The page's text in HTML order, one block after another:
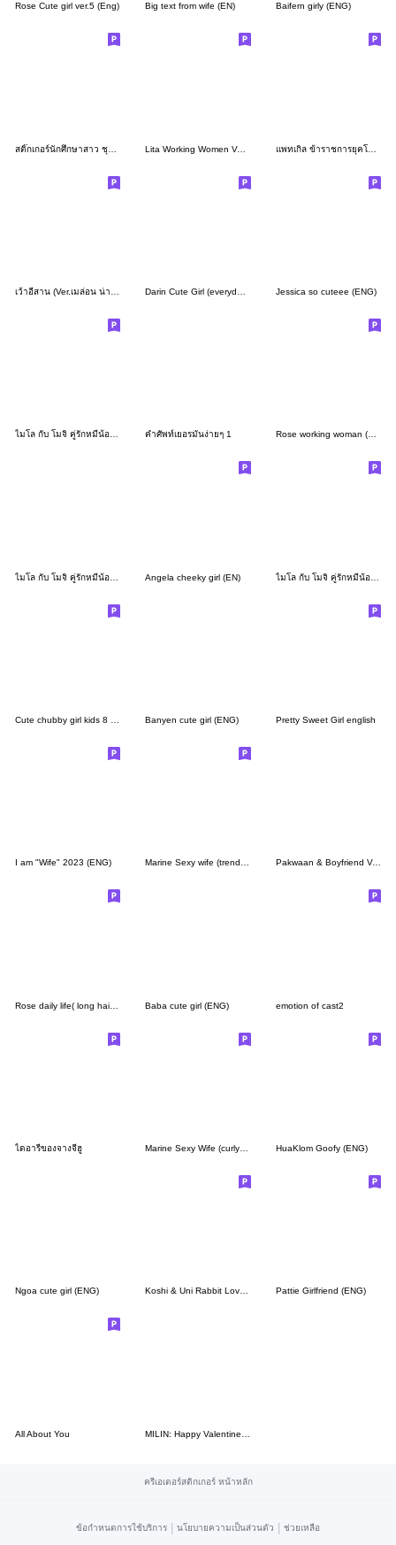
Rose Cute girl ver.5 (Eng) Big text from wife (EN) Baifern girly (ENG)
Lita Working Women Ver.Eng แพทเกิล ข้าราชการยุคโควิด V.2
Jessica so cuteee (ENG)
ไมโล กับ โมจิ คู่รักหมีน้อย V.3 (EN) คำศัพท์เยอรมันง่ายๆ 1 Rose working woman (EN)
Angela cheeky girl (EN) ไมโล กับ โมจิ คู่รักหมีน้อย Vol.2 (EN)
Banyen cute girl (ENG) Pretty Sweet Girl english
I am "Wife" 2023 (ENG) Marine Sexy wife (trending words Eng) Pakwaan & Boyfriend V.1 (ENG)
Baba cute girl (ENG) emotion of cast2
ไดอารี่ของจางจีฮู HuaKlom Goofy (ENG)
Ngoa cute girl (ENG) Koshi & Uni Rabbit Lover 2 (English) Pattie Girlfriend (ENG)
All About You
ครีเอเตอร์สติกเกอร์ หน้าหลัก
ข้อกำหนดการใช้บริการ | นโยบายความเป็นส่วนตัว | ช่วยเหลือ